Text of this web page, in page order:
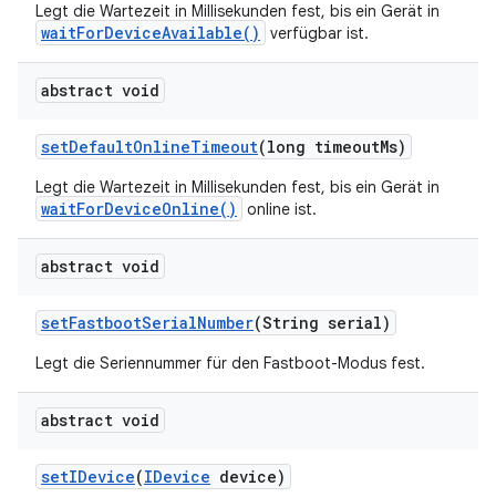
Legt die Wartezeit in Millisekunden fest, bis ein Gerät in
waitForDeviceAvailable() verfügbar ist.
abstract void
setDefaultOnlineTimeout(long timeoutMs)
Legt die Wartezeit in Millisekunden fest, bis ein Gerät in
waitForDeviceOnline() online ist.
abstract void
setFastbootSerialNumber(String serial)
Legt die Seriennummer für den Fastboot-Modus fest.
abstract void
setIDevice(IDevice device)